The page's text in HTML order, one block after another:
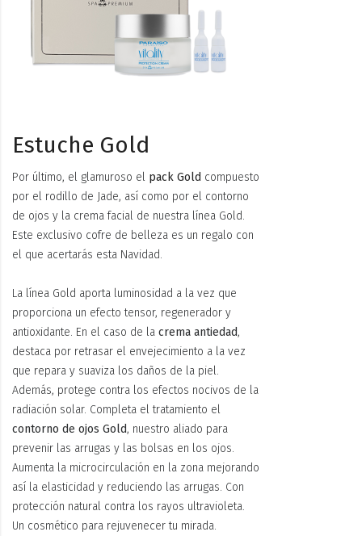
Estuche Gold
Por último, el glamuroso el pack Gold compuesto
por el rodillo de Jade, así como por el contorno
de ojos y la crema facial de nuestra línea Gold.
Este exclusivo cofre de belleza es un regalo con
el que acertarás esta Navidad.
La línea Gold aporta luminosidad a la vez que
proporciona un efecto tensor, regenerador y
antioxidante. En el caso de la crema antiedad,
destaca por retrasar el envejecimiento a la vez
que repara y suaviza los daños de la piel.
Además, protege contra los efectos nocivos de la
radiación solar. Completa el tratamiento el
contorno de ojos Gold, nuestro aliado para
prevenir las arrugas y las bolsas en los ojos.
Aumenta la microcirculación en la zona mejorando
así la elasticidad y reduciendo las arrugas. Con
protección natural contra los rayos ultravioleta.
Un cosmético para rejuvenecer tu mirada.